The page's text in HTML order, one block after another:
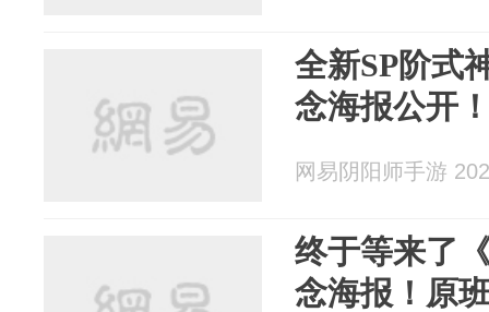
全新SP阶式
念海报公开
网易阴阳师手游
终于等来了
念海报！原